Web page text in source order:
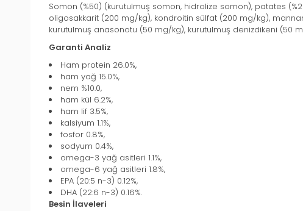
Somon (%50) (kurutulmuş somon, hidrolize somon), patates
oligosakkarit (200 mg/kg), kondroitin sülfat (200 mg/kg),
kurutulmuş anasonotu (50 mg/kg), kurutulmuş denizdikeni (50
Garanti Analiz
Ham protein 26.0%,
ham yağ 15.0%,
nem %10.0,
ham kül 6.2%,
ham lif 3.5%,
kalsiyum 1.1%,
fosfor 0.8%,
sodyum 0.4%,
omega-3 yağ asitleri 1.1%,
omega-6 yağ asitleri 1.8%,
EPA (20:5 n-3) 0.12%,
DHA (22:6 n-3) 0.16%.
Besin İlaveleri